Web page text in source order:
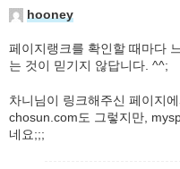
hooney
페이지랭크를 확인할 때마다
는 것이 믿기지 않답니다. ^^;
차니님이 링크해주신 페이지
chosun.com도 그렇지만,
네요;;;